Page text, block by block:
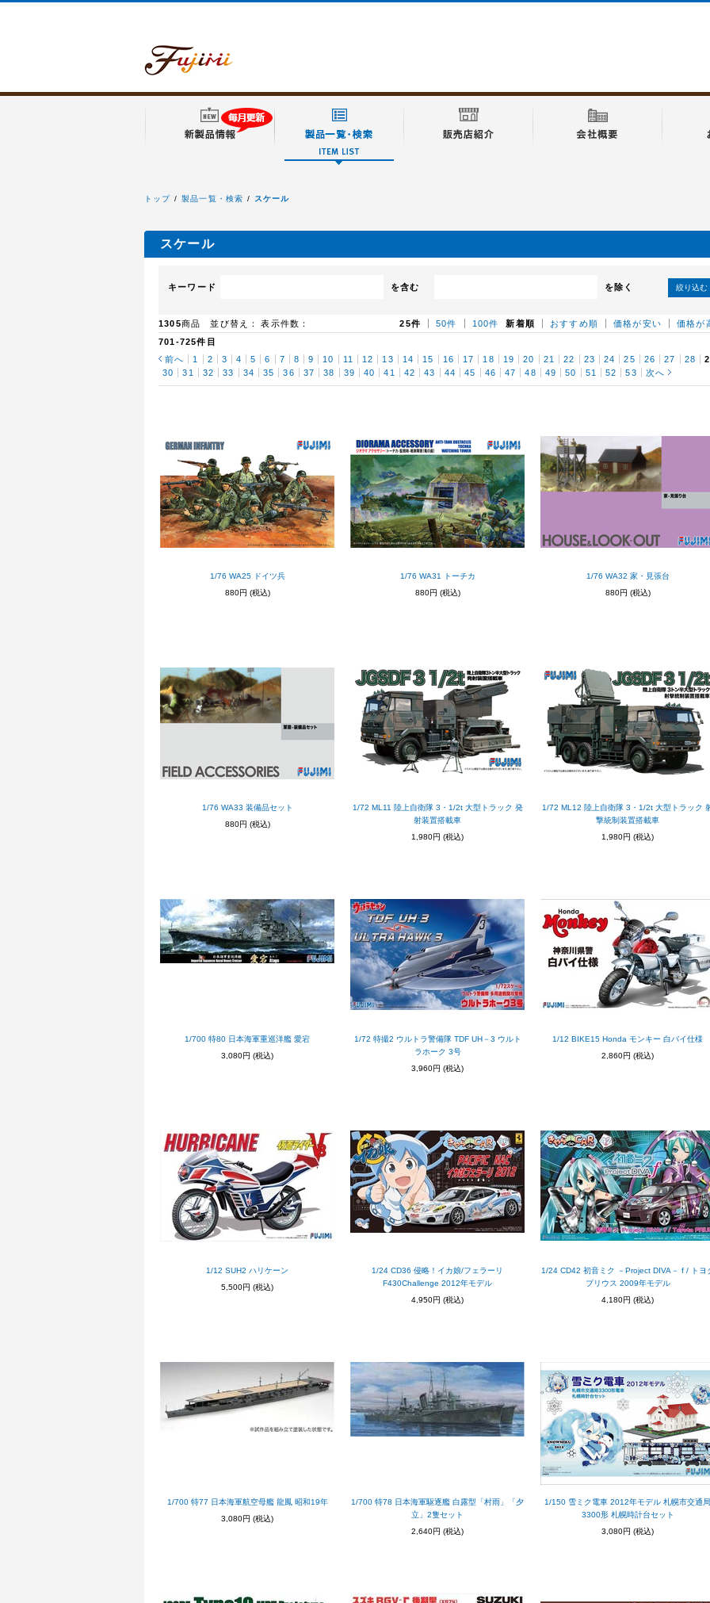
トップ 製品一覧・検索 スケール
スケール
キーワード を含む を除く 絞り込む
1305商品 並び替え： 新着順 おすすめ順 価格が安い 価格が
表示件数： 25件 50件
100件
701-725件目
前へ
1 2 3 4 5 6 7 8 9 10 11 12 13 14 15 16 17 18 19 20 21 22 23 24 25 26 27 28
30
31 32 33 34 35 36 37 38 39 40 41 42 43 44 45 46 47 48 49 50 51 52 53 次へ
1/76 WA25 ドイツ兵
880円 (税込)
1/76 WA31 トーチカ
880円 (税込)
1/76 WA32 家・見張台
880円 (税込)
1/76 WA33 装備品セット
880円 (税込)
1/72 ML11 陸上自衛隊 3・1/2t 大型トラック 発
射装置搭載車
1,980円 (税込)
1/72 ML12 陸上自衛隊 3・1/2t 大型トラック
撃統制装置搭載車
1,980円 (税込)
1/700 特80 日本海軍重巡洋艦 愛宕
3,080円 (税込)
1/72 特撮2 ウルトラ警備隊 TDF UH－3 ウルト
ラホーク 3号
3,960円 (税込)
1/12 BIKE15 Honda モンキー 白バイ仕様
2,860円 (税込)
1/12 SUH2 ハリケーン
5,500円 (税込)
1/24 CD36 侵略！イカ娘/フェラーリ
F430Challenge 2012年モデル
4,950円 (税込)
1/24 CD42 初音ミク －Project DIVA－ f / トヨ
プリウス 2009年モデル
4,180円 (税込)
1/700 特77 日本海軍航空母艦 龍鳳 昭和19年
3,080円 (税込)
1/700 特78 日本海軍駆逐艦 白露型「村雨」「夕
立」2隻セット
2,640円 (税込)
1/150 雪ミク電車 2012年モデル 札幌市交通局
3300形 札幌時計台セット
3,080円 (税込)